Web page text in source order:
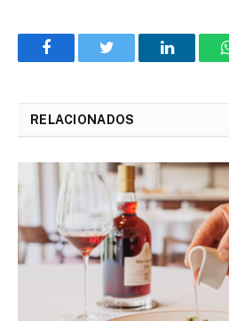
FacebookTwitter
O
RELACIONADOS